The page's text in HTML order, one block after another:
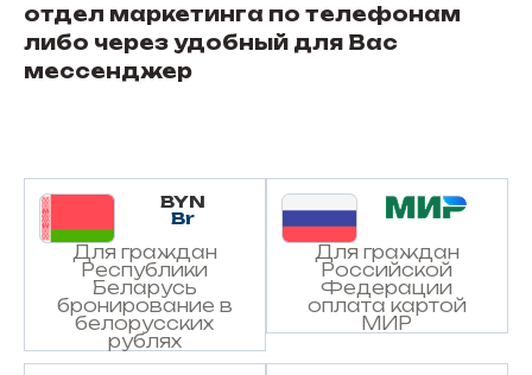
отдел маркетинга по телефонам
либо через удобный для Вас
мессенджер
BYN
Br
Для граждан
Республики
Беларусь
бронирование в
белорусских
рублях
Для граждан
Российской
Федерации
оплата картой
МИР